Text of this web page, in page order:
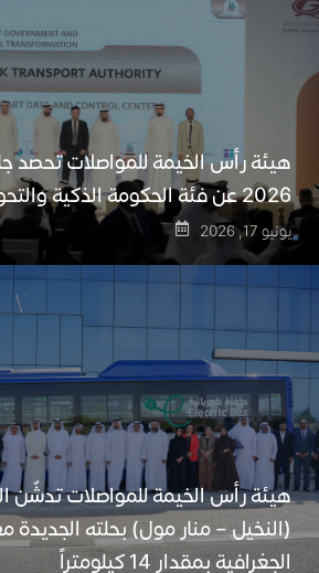
هيئة رأس الخيمة للمواصلات تحصد
2026 عن فئة الحكومة الذكية والتحول الرقمي
يونيو 17, 2026
هيئة رأس الخيمة للمواصلات تدشّن
(النخيل – منار مول) بحلته الجديدة مع
الجغرافية بمقدار 14 كيلومتراً